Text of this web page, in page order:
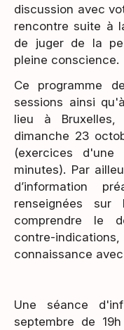
discussion avec
rencontre suite à
de juger de la
pleine conscience.
Ce programme
sessions ainsi
lieu à Bruxelles,
dimanche 23
(exercices
minutes). Par
d’information
renseignées
comprendre le
contre-
connaissance
Une séance
septembre de